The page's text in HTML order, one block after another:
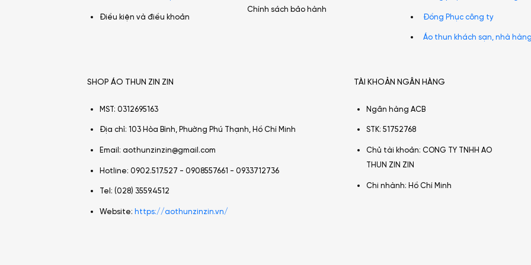
Điều kiện và điều khoản
Chính sách bảo hành
Đồng Phục công ty
Áo thun khách sạn, nhà
SHOP ÁO THUN ZIN ZIN
MST: 0312695163
Địa chỉ: 103 Hòa Bình, Phường Phú Thạnh, Hồ Chí Minh
Email: aothunzinzin@gmail.com
Hotline: 0902.517.527 - 0908557661 - 0933712736
Tel: (028) 3559.4512
Website: https://aothunzinzin.vn/
TÀI KHOẢN NGÂN HÀNG
Ngân hàng ACB
STK: 51752768
Chủ tài khoản: CONG TY TNHH AO
THUN ZIN ZIN
Chi nhành: Hồ Chí Minh